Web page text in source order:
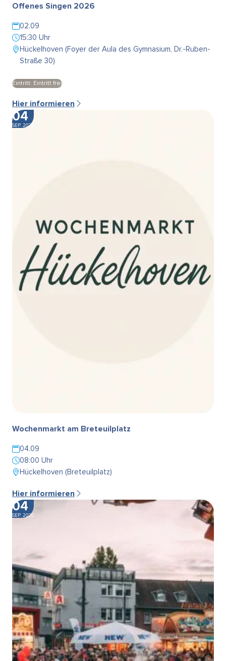
Offenes Singen 2026
02.09
15:30 Uhr
Hückelhoven (Foyer der Aula des Gymnasium, Dr.-Ruben-
Straße 30)
Eintritt: Eintritt frei
Hier informieren
04
SEP. 2026
Wochenmarkt am Breteuilplatz
04.09
08:00 Uhr
Hückelhoven (Breteuilplatz)
Hier informieren
04
SEP. 2026